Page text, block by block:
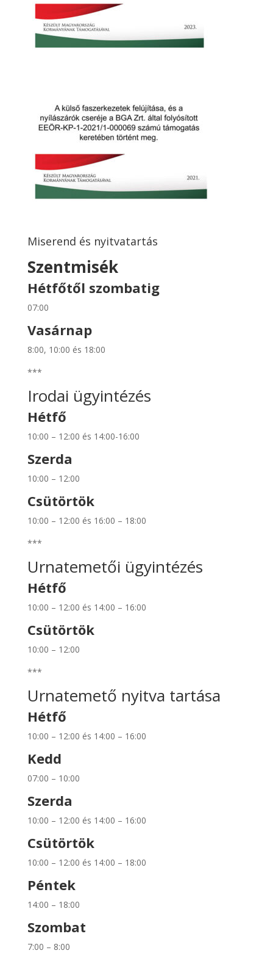
Miserend és nyitvatartás
Szentmisék
Hétfőtől szombatig
07:00
Vasárnap
8:00, 10:00 és 18:00
***
Irodai ügyintézés
Hétfő
10:00 – 12:00 és 14:00-16:00
Szerda
10:00 – 12:00
Csütörtök
10:00 – 12:00 és 16:00 – 18:00
***
Urnatemetői ügyintézés
Hétfő
10:00 – 12:00 és 14:00 – 16:00
Csütörtök
10:00 – 12:00
***
Urnatemető nyitva tartása
Hétfő
10:00 – 12:00 és 14:00 – 16:00
Kedd
07:00 – 10:00
Szerda
10:00 – 12:00 és 14:00 – 16:00
Csütörtök
10:00 – 12:00 és 14:00 – 18:00
Péntek
14:00 – 18:00
Szombat
7:00 – 8:00